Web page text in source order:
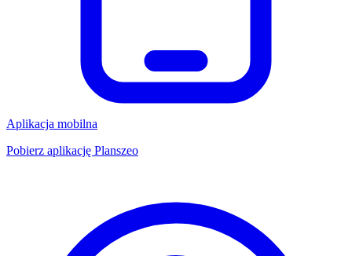
Aplikacja mobilna
Pobierz aplikację Planszeo